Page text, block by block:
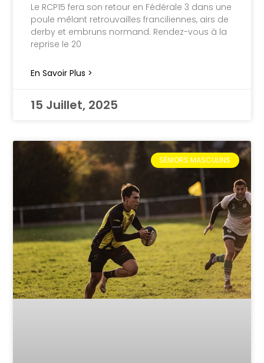
Le RCP15 fera son retour en Fédérale 3 dans une
poule mêlant retrouvailles franciliennes, airs de
derby et embruns normand. Rendez-vous à la
reprise le 20
En Savoir Plus >
15 Juillet, 2025
SÉNIORS MASCULINS